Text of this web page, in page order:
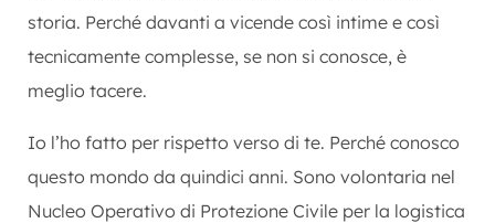
storia. Perché davanti a vicende così intime e così
tecnicamente complesse, se non si conosce, è
meglio tacere.
Io l’ho fatto per rispetto verso di te. Perché conosco
questo mondo da quindici anni. Sono volontaria nel
Nucleo Operativo di Protezione Civile per la logistica